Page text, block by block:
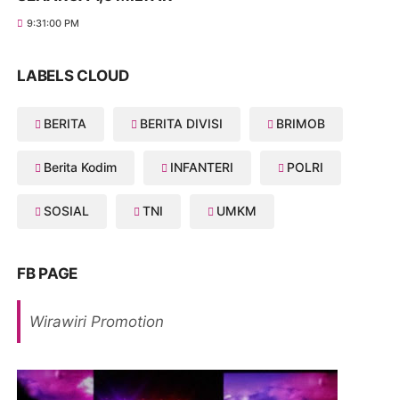
9:31:00 PM
LABELS CLOUD
BERITA BERITA DIVISI BRIMOB
Berita Kodim INFANTERI POLRI
SOSIAL TNI UMKM
FB PAGE
Wirawiri Promotion